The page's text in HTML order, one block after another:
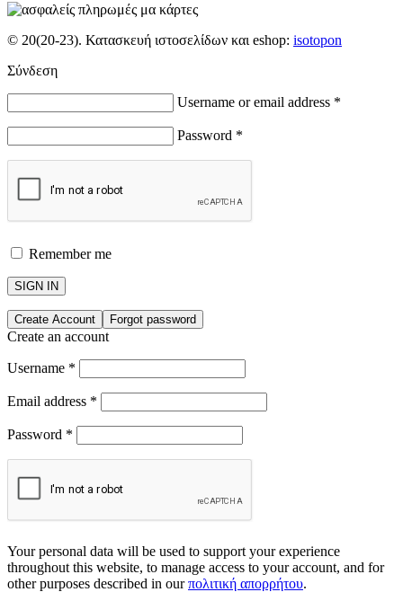
© 20(20-23). Κατασκευή ιστοσελίδων και eshop: isotopon
Σύνδεση
Username or email address *
Password *
Remember me
SIGN IN
Create Account Forgot password
Create an account
Username *
Email address *
Password *
Your personal data will be used to support your experience
throughout this website, to manage access to your account, and for
other purposes described in ourπολιτική απορρήτου.